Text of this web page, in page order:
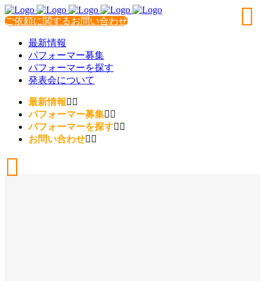
ご依頼に関するお問い合わせ
最新情報
パフォーマー募集
パフォーマーを探す
発表会について
最新情報
パフォーマー募集
パフォーマーを探す
お問い合わせ